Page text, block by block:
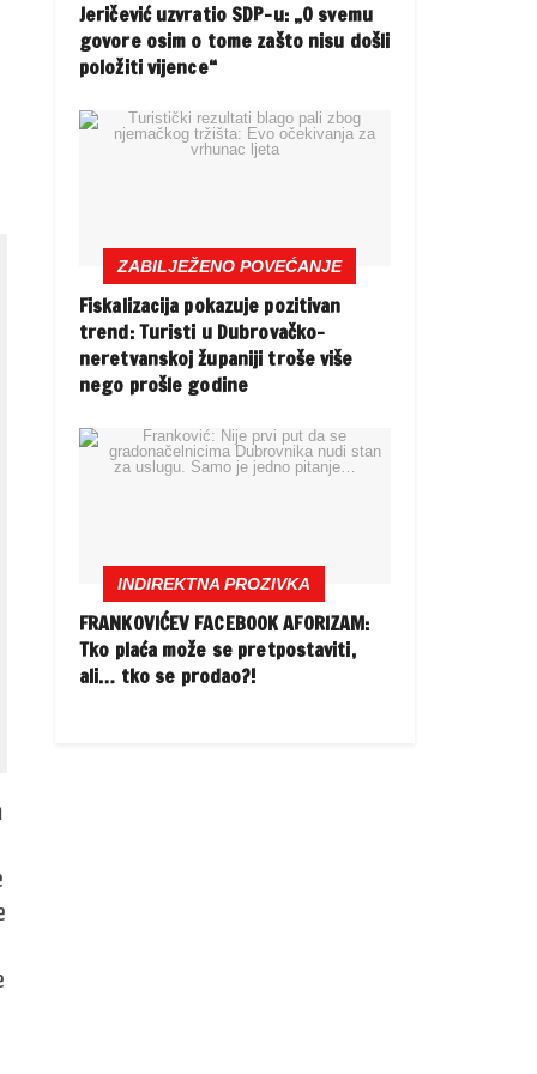
Jeričević uzvratio SDP-u: „O svemu
govore osim o tome zašto nisu došli
položiti vijence“
ZABILJEŽENO POVEĆANJE
Fiskalizacija pokazuje pozitivan
trend: Turisti u Dubrovačko-
neretvanskoj županiji troše više
nego prošle godine
INDIREKTNA PROZIVKA
FRANKOVIĆEV FACEBOOK AFORIZAM:
Tko plaća može se pretpostaviti,
ali… tko se prodao?!